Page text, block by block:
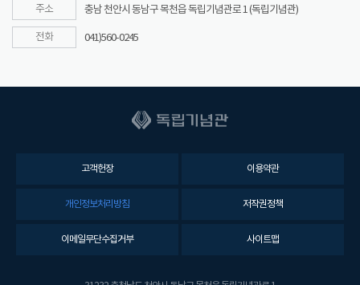
주소 충남 천안시 동남구 목천읍 독립기념관로 1 (독립기념관)
전화 041)560-0245
고객헌장 이용약관
개인정보처리방침 저작권정책
이메일무단수집거부 사이트맵